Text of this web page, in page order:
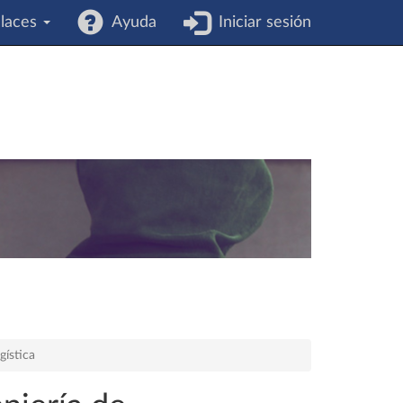
Ayuda Iniciar sesión